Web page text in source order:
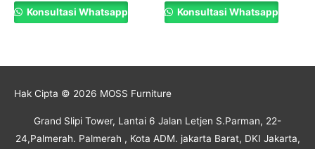
Konsultasi Whatsapp Konsultasi Whatsapp
Hak Cipta © 2026 MOSS Furniture
Grand Slipi Tower, Lantai 6 Jalan Letjen S.Parman, 22-
24,Palmerah. Palmerah , Kota ADM. jakarta Barat, DKI Jakarta,